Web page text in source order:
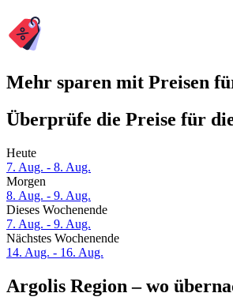
Mehr sparen mit Preisen
Überprüfe die Preise für
Heute
7. Aug. - 8. Aug.
Morgen
8. Aug. - 9. Aug.
Dieses Wochenende
7. Aug. - 9. Aug.
Nächstes Wochenende
14. Aug. - 16. Aug.
Argolis Region – wo